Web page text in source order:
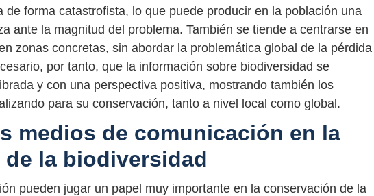
de forma catastrofista, lo que puede producir en la población una
ante la magnitud del problema. También se tiende a centrarse en
zonas concretas, sin abordar la problemática global de la pérdida
por tanto, que la información sobre biodiversidad se
y con una perspectiva positiva, mostrando también los
para su conservación, tanto a nivel local como global.
medios de comunicación en la
la biodiversidad
pueden jugar un papel muy importante en la conservación de la